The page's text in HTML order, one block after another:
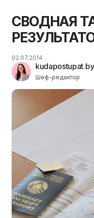
СВОДНАЯ
kudapostupat.by
Шеф-редактор
02.07.2014